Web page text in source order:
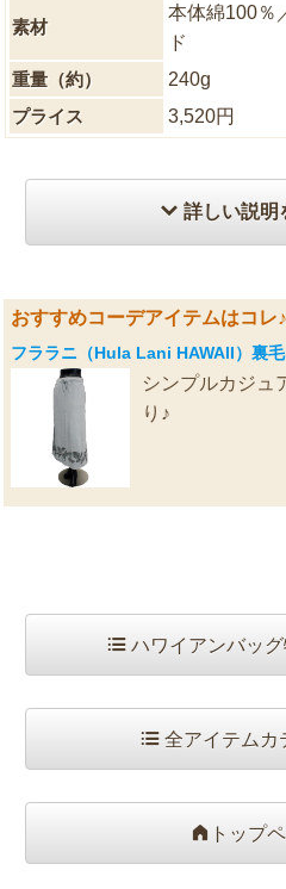
素材
本体綿100％
ド
重量（約）
240g
プライス
3,520円
詳しい説明
おすすめコーデアイテムはコレ♪
フララニ（Hula Lani HAWAII）裏
シンプルカジュ
り♪
ハワイアンバッ
全アイテムカ
トップ